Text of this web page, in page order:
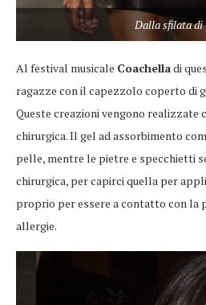
Dalla sfilata di
Al festival musicale Coachelladi
ragazze con il capezzolo coperto di
Queste creazioni vengono
chirurgica. Il gel ad assorbimento
pelle, mentre le pietre e specchietti
chirurgica, per capirci quella per
proprio per essere a contatto con la
allergie.